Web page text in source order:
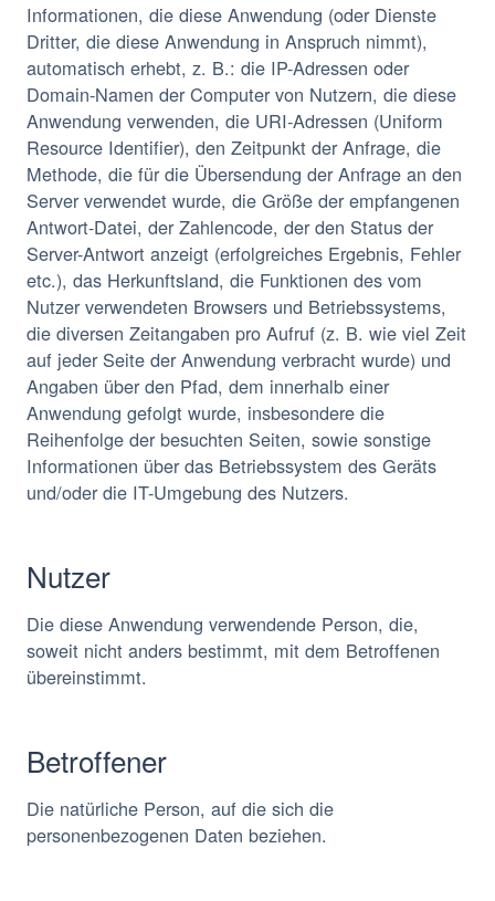
Informationen, die diese Anwendung (oder Dienste
Dritter, die diese Anwendung in Anspruch nimmt),
automatisch erhebt, z. B.: die IP-Adressen oder
Domain-Namen der Computer von Nutzern, die diese
Anwendung verwenden, die URI-Adressen (Uniform
Resource Identifier), den Zeitpunkt der Anfrage, die
Methode, die für die Übersendung der Anfrage an den
Server verwendet wurde, die Größe der empfangenen
Antwort-Datei, der Zahlencode, der den Status der
Server-Antwort anzeigt (erfolgreiches Ergebnis, Fehler
etc.), das Herkunftsland, die Funktionen des vom
Nutzer verwendeten Browsers und Betriebssystems,
die diversen Zeitangaben pro Aufruf (z. B. wie viel Zeit
auf jeder Seite der Anwendung verbracht wurde) und
Angaben über den Pfad, dem innerhalb einer
Anwendung gefolgt wurde, insbesondere die
Reihenfolge der besuchten Seiten, sowie sonstige
Informationen über das Betriebssystem des Geräts
und/oder die IT-Umgebung des Nutzers.
Nutzer
Die diese Anwendung verwendende Person, die,
soweit nicht anders bestimmt, mit dem Betroffenen
übereinstimmt.
Betroffener
Die natürliche Person, auf die sich die
personenbezogenen Daten beziehen.